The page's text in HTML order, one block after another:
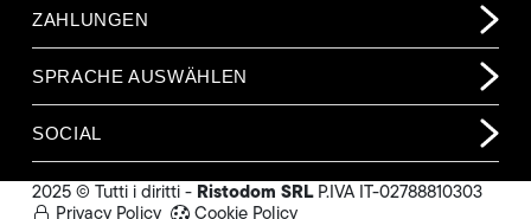
ZAHLUNGEN
SPRACHE AUSWÄHLEN
SOCIAL
2025 © Tutti i diritti - Ristodom SRLP.IVA IT-02788810303
Privacy Policy
Cookie Policy